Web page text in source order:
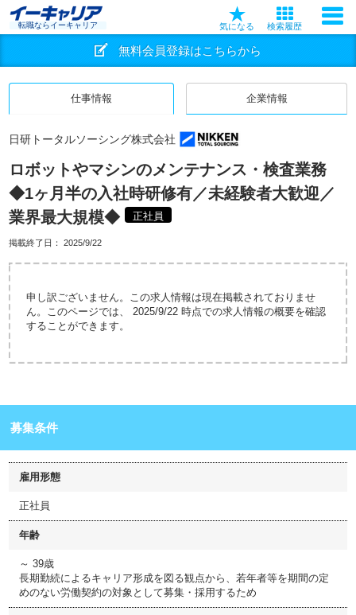
転職ならイーキャリア 気になる 検索履歴
無料会員登録はこちらから
仕事情報 企業情報
日研トータルソーシング株式会社
ロボットやマシンのメンテナンス・検査業務
◆1ヶ月半の入社時研修有／未経験者大歓迎／
業界最大規模◆
正社員
掲載終了日： 2025/9/22
申し訳ございません。この求人情報は現在掲載されておりませ
ん。このページでは、 2025/9/22 時点での求人情報の概要を確認
することができます。
募集条件
雇用形態
正社員
年齢
～ 39歳
長期勤続によるキャリア形成を図る観点から、若年者等を期間の定
めのない労働契約の対象として募集・採用するため